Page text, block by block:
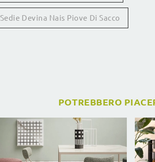
Sedie Devina Nais Piove Di Sacco
POTREBBERO